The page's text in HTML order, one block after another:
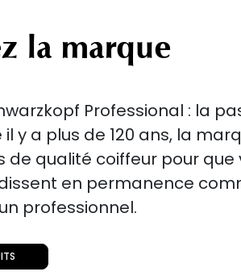
la marque
Professional : la
y a plus de 120 ans, la
de qualité coiffeur pour que
en permanence
professionnel.